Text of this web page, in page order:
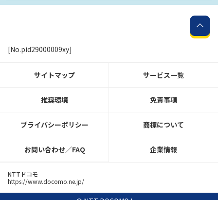
[No.pid29000009xy]
サイトマップ サービス一覧
推奨環境 免責事項
プライバシーポリシー 商標について
お問い合わせ／FAQ 企業情報
NTTドコモ
https://www.docomo.ne.jp/